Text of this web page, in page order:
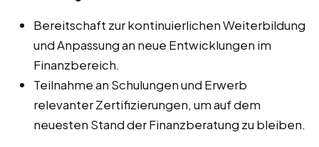
Bereitschaft zur kontinuierlichen Weiterbildung
und Anpassung an neue Entwicklungen im
Finanzbereich.
Teilnahme an Schulungen und Erwerb
relevanter Zertifizierungen, um auf dem
neuesten Stand der Finanzberatung zu bleiben.